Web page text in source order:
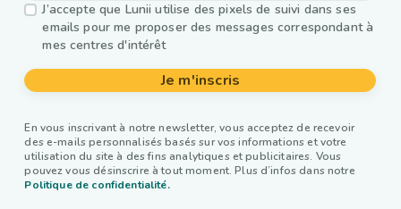
J’accepte que Lunii utilise des pixels de suivi dans ses
emails pour me proposer des messages correspondant à
mes centres d'intérêt
Je m'inscris
En vous inscrivant à notre newsletter, vous acceptez de recevoir
des e-mails personnalisés basés sur vos informations et votre
utilisation du site à des fins analytiques et publicitaires. Vous
pouvez vous désinscrire à tout moment. Plus d’infos dans notre
Politique de confidentialité.